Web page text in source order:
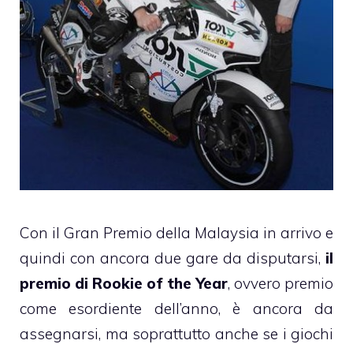
Con il Gran Premio della Malaysia in arrivo e
quindi con ancora due gare da disputarsi, il
premio di Rookie of the Year, ovvero premio
come esordiente dell’anno, è ancora da
assegnarsi, ma soprattutto anche se i giochi